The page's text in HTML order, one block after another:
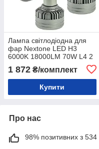
Лампа світлодіодна для
фар Nextone LED H3
6000K 18000LM 70W L4 2
1 872 ₴/комплект
Купити
Про нас
98% позитивних з 534